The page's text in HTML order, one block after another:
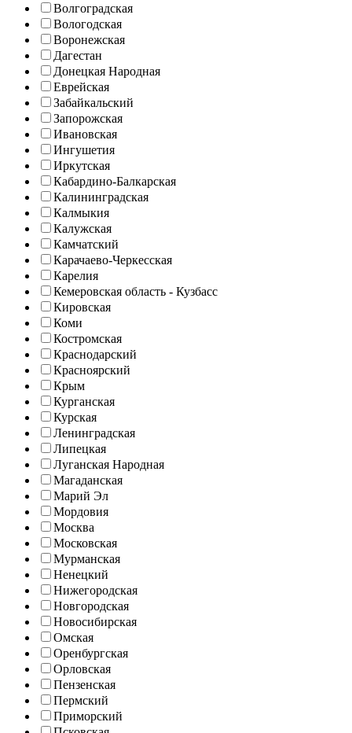
Волгоградская
Вологодская
Воронежская
Дагестан
Донецкая Народная
Еврейская
Забайкальский
Запорожская
Ивановская
Ингушетия
Иркутская
Кабардино-Балкарская
Калининградская
Калмыкия
Калужская
Камчатский
Карачаево-Черкесская
Карелия
Кемеровская область - Кузбасс
Кировская
Коми
Костромская
Краснодарский
Красноярский
Крым
Курганская
Курская
Ленинградская
Липецкая
Луганская Народная
Магаданская
Марий Эл
Мордовия
Москва
Московская
Мурманская
Ненецкий
Нижегородская
Новгородская
Новосибирская
Омская
Оренбургская
Орловская
Пензенская
Пермский
Приморский